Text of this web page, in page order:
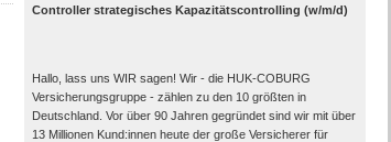
Controller strategisches Kapazitätscontrolling (w/m/d)
Hallo, lass uns WIR sagen! Wir - die HUK-COBURG
Versicherungsgruppe - zählen zu den 10 größten in
Deutschland. Vor über 90 Jahren gegründet sind wir mit über
13 Millionen Kund:innen heute der große Versicherer für